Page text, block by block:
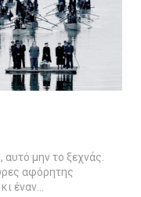
μην το ξεχνάς.
αφόρητης
έναν...